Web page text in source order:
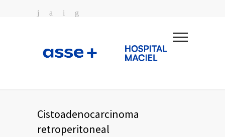
Cistoadenocarcinoma
retroperitoneal